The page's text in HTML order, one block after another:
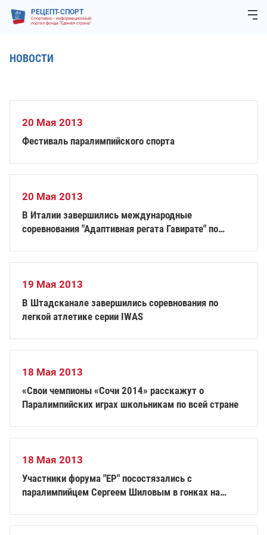
РЕЦЕПТ-СПОРТ
Спортивно - информационный
портал фонда "Единая страна"
НОВОСТИ
20 Мая 2013
Фестиваль паралимпийского спорта
20 Мая 2013
В Италии завершились международные
соревнования "Адаптивная регата Гавирате" по
19 Мая 2013
В Штадсканале завершились соревнования по
легкой атлетике серии IWAS
18 Мая 2013
«Свои чемпионы «Сочи 2014» расскажут о
Паралимпийских играх школьникам по всей стране
18 Мая 2013
Участники форума "ЕР" посостязались с
паралимпийцем Сергеем Шиловым в гонках на